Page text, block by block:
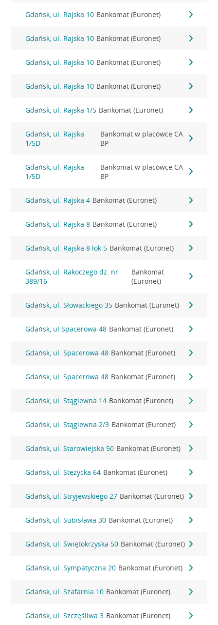
Gdańsk, ul. Rajska 10 Bankomat (Euronet)
Gdańsk, ul. Rajska 10 Bankomat (Euronet)
Gdańsk, ul. Rajska 10 Bankomat (Euronet)
Gdańsk, ul. Rajska 10 Bankomat (Euronet)
Gdańsk, ul. Rajska 1/5 Bankomat (Euronet)
Gdańsk, ul. Rajska
1/5D
Bankomat w placówce CA
BP
Gdańsk, ul. Rajska
1/5D
Bankomat w placówce CA
BP
Gdańsk, ul. Rajska 4 Bankomat (Euronet)
Gdańsk, ul. Rajska 8 Bankomat (Euronet)
Gdańsk, ul. Rajska 8 lok 5 Bankomat (Euronet)
Gdańsk, ul. Rakoczego dz. nr
389/16
Bankomat
(Euronet)
Gdańsk, ul. Słowackiego 35 Bankomat (Euronet)
Gdańsk, ul Spacerowa 48 Bankomat (Euronet)
Gdańsk, ul. Spacerowa 48 Bankomat (Euronet)
Gdańsk, ul. Spacerowa 48 Bankomat (Euronet)
Gdańsk, ul. Stągiewna 14 Bankomat (Euronet)
Gdańsk, ul. Stągiewna 2/3 Bankomat (Euronet)
Gdańsk, ul. Starowiejska 50 Bankomat (Euronet)
Gdańsk, ul. Stężycka 64 Bankomat (Euronet)
Gdańsk, ul. Stryjewskiego 27 Bankomat (Euronet)
Gdańsk, ul. Subisława 30 Bankomat (Euronet)
Gdańsk, ul. Świętokrzyska 50 Bankomat (Euronet)
Gdańsk, ul. Sympatyczna 20 Bankomat (Euronet)
Gdańsk, ul. Szafarnia 10 Bankomat (Euronet)
Gdańsk, ul. Szczęśliwa 3 Bankomat (Euronet)